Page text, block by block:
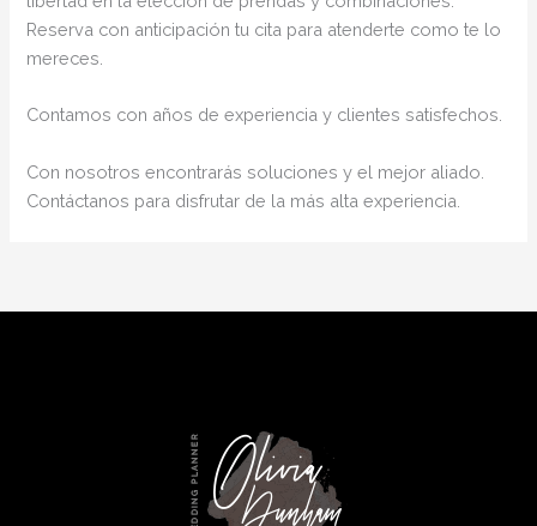
Reserva con anticipación tu cita para atenderte como te lo
mereces.
Contamos con años de experiencia y clientes satisfechos.
Con nosotros encontrarás soluciones y el mejor aliado.
Contáctanos para disfrutar de la más alta experiencia.